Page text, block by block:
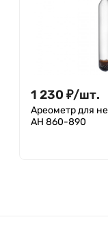
1 230 ₽/шт.
Ареометр для
АН 860-890